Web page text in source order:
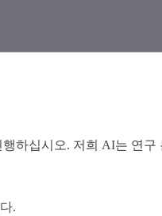
하십시오. 저희 AI는 연
.